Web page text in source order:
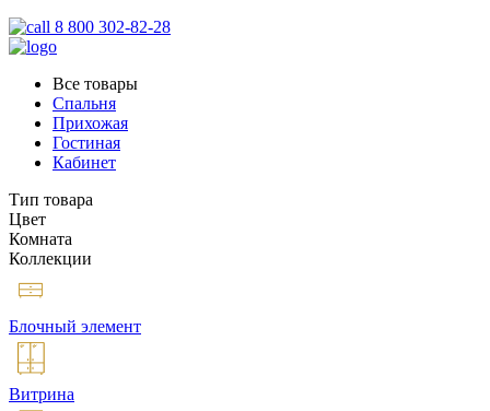
8 800 302-82-28
Все товары
Спальня
Прихожая
Гостиная
Кабинет
Тип товара
Цвет
Комната
Коллекции
Блочный элемент
Витрина